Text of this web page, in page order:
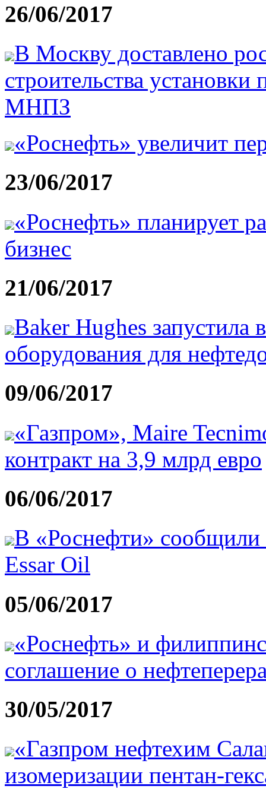
26/06/2017
В Москву доставлено
строительства
МНПЗ
«Роснефть» увеличит
23/06/2017
«Роснефть» планирует
бизнес
21/06/2017
Baker Hughes запустила
оборудования для
09/06/2017
«Газпром», Maire
контракт на 3,9 млрд евро
06/06/2017
В «Роснефти» сообщили
Essar Oil
05/06/2017
«Роснефть» и
соглашение о
30/05/2017
«Газпром нефтехим
изомеризации пентан-